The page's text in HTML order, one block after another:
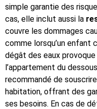
simple garantie des
cas, elle inclut aussi la
couvre les dommages
comme lorsqu’un enfant
dégât des eaux
l’appartement du
recommandé de
habitation, offrant des
ses besoins. En cas de